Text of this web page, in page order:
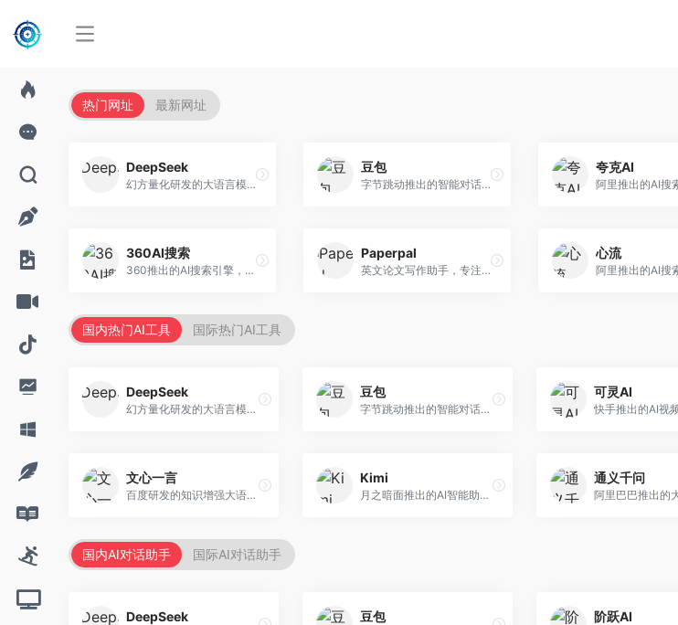
热门网址 最新网址
DeepSeek
幻方量化研发的大语言模型平台，专注于深度推理和代码生成能力。面向开发者、研究人员和技术爱好者，提供强大的逻辑推理和数学计算功能，开源生态完善，API接口友好。
豆包
字节跳动推出的智能对话助手平台，提供文本创作、知识问答、英语学习等多种AI服务。面向普通用户和内容创作者，支持多轮对话和文件解析，免费使用，响应速度快，中文理解能力强。
夸克AI
360AI搜索
360推出的AI搜索引擎，专注于安全智能搜索。面向普通用户，提供智能问答、网页搜索、内容整理等服务，安全防护能力强。
Paperpal
英文论文写作助手，专注于学术英语润色。面向需要发表国际期刊的研究者，提供语法检查、学术表达优化、格式规范等服务，英语表达地道专业。
心流
国内热门AI工具 国际热门AI工具
DeepSeek
幻方量化研发的大语言模型平台，专注于深度推理和代码生成能力。面向开发者、研究人员和技术爱好者，提供强大的逻辑推理和数学计算功能，开源生态完善，API接口友好。
豆包
字节跳动推出的智能对话助手平台，提供文本创作、知识问答、英语学习等多种AI服务。面向普通用户和内容创作者，支持多轮对话和文件解析，免费使用，响应速度快，中文理解能力强。
可灵AI
文心一言
百度研发的知识增强大语言模型，深度融合百度知识图谱和搜索能力。面向中文用户，提供知识问答、文本创作、逻辑推理等服务，中文语境理解准确，知识覆盖面广。
Kimi
月之暗面推出的AI智能助手，核心优势在于超长文本处理能力，支持20万字以上文档分析。面向学术研究者、职场人士和内容创作者，提供文档解读、PPT生成、联网搜索等综合服务。
通义千问
国内AI对话助手 国际AI对话助手
DeepSeek 豆包 阶跃AI